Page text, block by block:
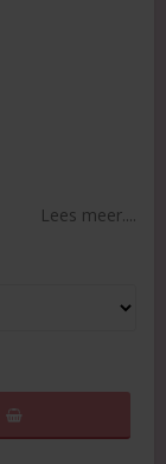
Lees meer....